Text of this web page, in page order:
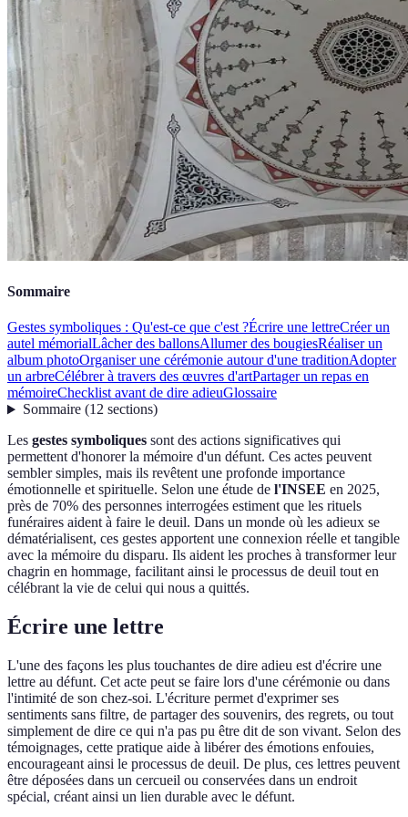
Sommaire
Gestes symboliques : Qu'est-ce que c'est ?Écrire une lettreCréer un
autel mémorialLâcher des ballonsAllumer des bougiesRéaliser un
album photoOrganiser une cérémonie autour d'une traditionAdopter
un arbreCélébrer à travers des œuvres d'artPartager un repas en
mémoireChecklist avant de dire adieuGlossaire
Sommaire(12 sections)
Les gestes symboliques sont des actions significatives qui
permettent d'honorer la mémoire d'un défunt. Ces actes peuvent
sembler simples, mais ils revêtent une profonde importance
émotionnelle et spirituelle. Selon une étude de l'INSEE en 2025,
près de 70% des personnes interrogées estiment que les rituels
funéraires aident à faire le deuil. Dans un monde où les adieux se
dématérialisent, ces gestes apportent une connexion réelle et tangible
avec la mémoire du disparu. Ils aident les proches à transformer leur
chagrin en hommage, facilitant ainsi le processus de deuil tout en
célébrant la vie de celui qui nous a quittés.
Écrire une lettre
L'une des façons les plus touchantes de dire adieu est d'écrire une
lettre au défunt. Cet acte peut se faire lors d'une cérémonie ou dans
l'intimité de son chez-soi. L'écriture permet d'exprimer ses
sentiments sans filtre, de partager des souvenirs, des regrets, ou tout
simplement de dire ce qui n'a pas pu être dit de son vivant. Selon des
témoignages, cette pratique aide à libérer des émotions enfouies,
encourageant ainsi le processus de deuil. De plus, ces lettres peuvent
être déposées dans un cercueil ou conservées dans un endroit
spécial, créant ainsi un lien durable avec le défunt.